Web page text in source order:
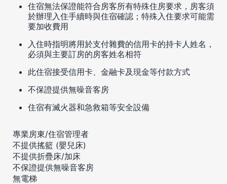
住宿無法保證能符合房客所有特殊住房要求，房客須
於辦理入住手續時與住宿確認；特殊入住要求可能需
要加收費用
入住時指明將用於支付雜費的信用卡的持卡人姓名，
必須與主要訂房的房客姓名相符
此住宿接受信用卡、金融卡及現金等付款方式
不保證提供無噪音客房
住宿有滅火器和急救箱等安全設備
專業房東/住宿管理者
不提供搖籃 (嬰兒床)
不提供折疊床/加床
不保證提供無噪音客房
無電梯